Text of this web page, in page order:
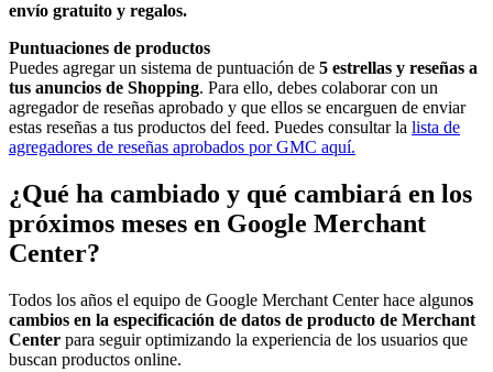
envío gratuito y regalos.
Puntuaciones de productos
Puedes agregar un sistema de puntuación de 5 estrellas y reseñas a
tus anuncios de Shopping. Para ello, debes colaborar con un
agregador de reseñas aprobado y que ellos se encarguen de enviar
estas reseñas a tus productos del feed. Puedes consultar la lista de
agregadores de reseñas aprobados por GMC aquí.
¿Qué ha cambiado y qué cambiará en los
próximos meses en Google Merchant
Center?
Todos los años el equipo de Google Merchant Center hace algunos
cambios en la especificación de datos de producto de Merchant
Center para seguir optimizando la experiencia de los usuarios que
buscan productos online.